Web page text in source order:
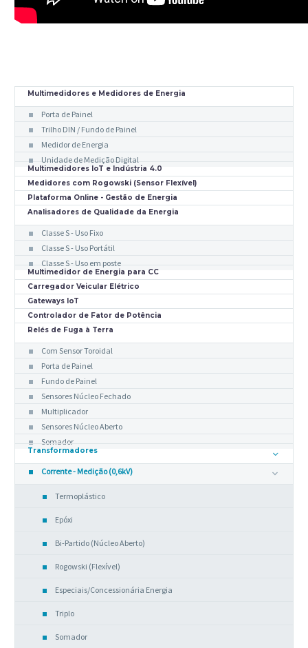
Multimedidores e Medidores de Energia
Porta de Painel
Trilho DIN / Fundo de Painel
Medidor de Energia
Unidade de Medição Digital
Multimedidores IoT e Indústria 4.0
Medidores com Rogowski (Sensor Flexível)
Plataforma Online - Gestão de Energia
Analisadores de Qualidade da Energia
Classe S - Uso Fixo
Classe S - Uso Portátil
Classe S - Uso em poste
Multimedidor de Energia para CC
Carregador Veicular Elétrico
Gateways IoT
Controlador de Fator de Potência
Relés de Fuga à Terra
Com Sensor Toroidal
Porta de Painel
Fundo de Painel
Sensores Núcleo Fechado
Multiplicador
Sensores Núcleo Aberto
Somador
Transformadores
Corrente - Medição (0,6kV)
Termoplástico
Epóxi
Bi-Partido (Núcleo Aberto)
Rogowski (Flexível)
Especiais/Concessionária Energia
Triplo
Somador